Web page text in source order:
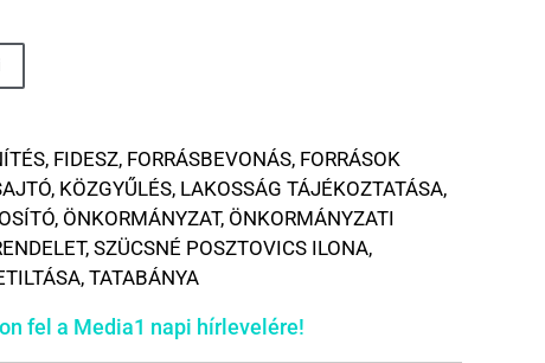
, FIDESZ, FORRÁSBEVONÁS, FORRÁSOK
, KÖZGYŰLÉS, LAKOSSÁG TÁJÉKOZTATÁSA,
, ÖNKORMÁNYZAT, ÖNKORMÁNYZATI
, SZÜCSNÉ POSZTOVICS ILONA,
, TATABÁNYA
fel a Media1 napi hírlevelére!